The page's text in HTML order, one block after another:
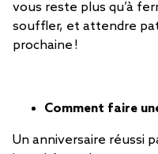
vous reste plus qu’à
souffler, et attendre
prochaine !
Comment faire
Un anniversaire réussi